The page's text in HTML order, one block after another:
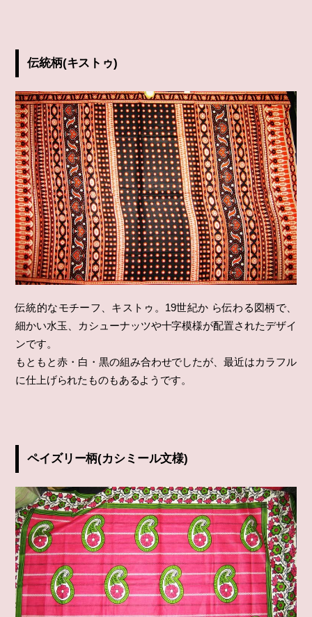
伝統柄(キストゥ)
伝統的なモチーフ、キストゥ。19世紀か ら伝わる図柄で、
細かい水玉、カシューナッツや十字模様が配置されたデザイ
ンです。
もともと赤・白・黒の組み合わせでしたが、最近はカラフル
に仕上げられたものもあるようです。
ペイズリー柄(カシミール文様)